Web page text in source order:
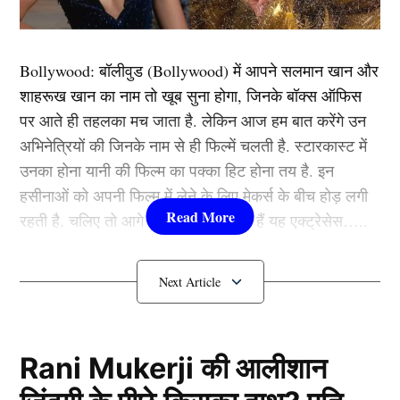
Bollywood:बॉलीवुड (Bollywood)में आपने सलमान खान और
शाहरूख खान का नाम तो खूब सुना होगा, जिनके बॉक्स ऑफिस
पर आते ही तहलका मच जाता है. लेकिन आज हम बात करेंगे उन
अभिनेत्रियों की जिनके नाम से ही फिल्में चलती है. स्टारकास्ट में
उनका होना यानी की फिल्म का पक्का हिट होना तय है. इन
हसीनाओं को अपनी फिल्म में लेने के लिए मेकर्स के बीच होड़ लगी
रहती है. चलिए तो आगे जानते हैं कौन-कौन हैं यह एक्ट्रेसेस…..
कौन हैंBollywood की यह हसीनाएं?
Padukone)
Rani Mukerji की आलीशान